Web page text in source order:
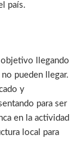
país.
llegando
no pueden llegar.
y
para ser
en la actividad
local para